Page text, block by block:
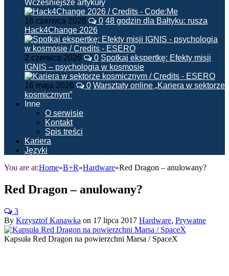
Wcześniejsze artykuły
16 czerwca 2026 0 48 godzin dla Bałtyku: rusza
Hack4Change 2026
2 czerwca 2026 0 Spotkaj ekspertkę: Efekty misji
IGNIS – psychologia w kosmosie
16 maja 2026 0 Warsztaty online „Kariera w sektorze
kosmicznym”
Inne
O serwisie
Kontakt
Spis treści
Kariera
Języki
You are at:Home»B+R»Hardware»Red Dragon – anulowany?
Red Dragon – anulowany?
3
By Krzysztof Kanawka on 17 lipca 2017 Hardware, Prywatne
Kapsuła Red Dragon na powierzchni Marsa / SpaceX